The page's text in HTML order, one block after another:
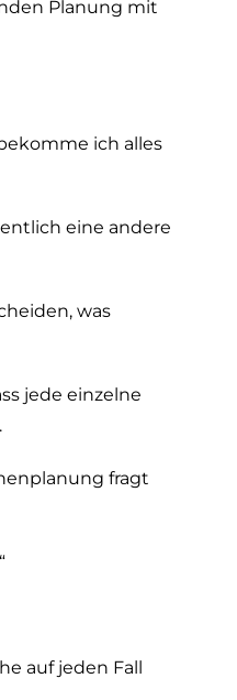
Planung mit
ich alles
eine andere
was
jede einzelne
fragt
auf jeden Fall